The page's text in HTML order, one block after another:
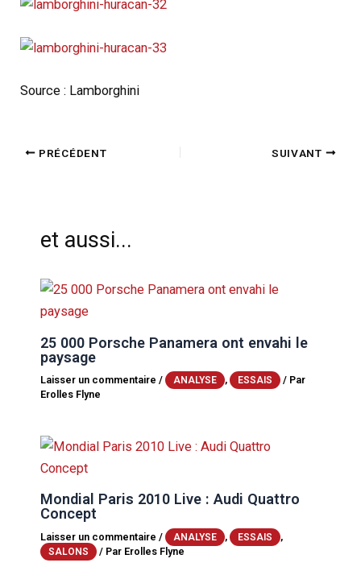
Source : Lamborghini
PRÉCÉDENT SUIVANT
et aussi...
25 000 Porsche Panamera ont envahi le
paysage
Laisser un commentaire / ANALYSE , ESSAIS
/ Par
Erolles Flyne
Mondial Paris 2010 Live : Audi Quattro
Concept
Laisser un commentaire / ANALYSE , ESSAIS ,
SALONS / Par Erolles Flyne